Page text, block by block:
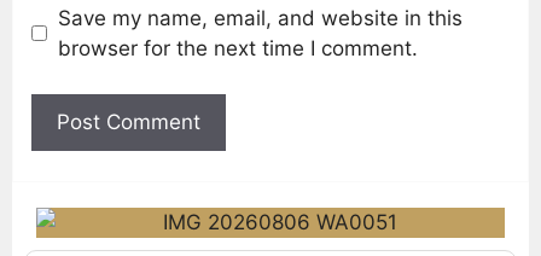
Save my name, email, and website in this
browser for the next time I comment.